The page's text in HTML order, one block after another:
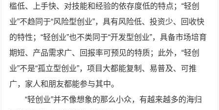
槛低、上手快、对技能和经验的依存度低的特点；“轻创
业”不趋同于“风险型创业”，具有风险低、投资少、回收快
的特性；“轻创业”也不类同于“开发型创业”，具备市场培育
期短、产品需求广、回报率可预见的特质；此外，“轻创
业”不是“孤立型创业”，项目大都能复制、易普及、可推
广，家人和朋友都能参与其中。
“轻创业”并不像想象的那么小众，有越来越多的海归